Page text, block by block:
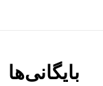
بایگانی‌ها